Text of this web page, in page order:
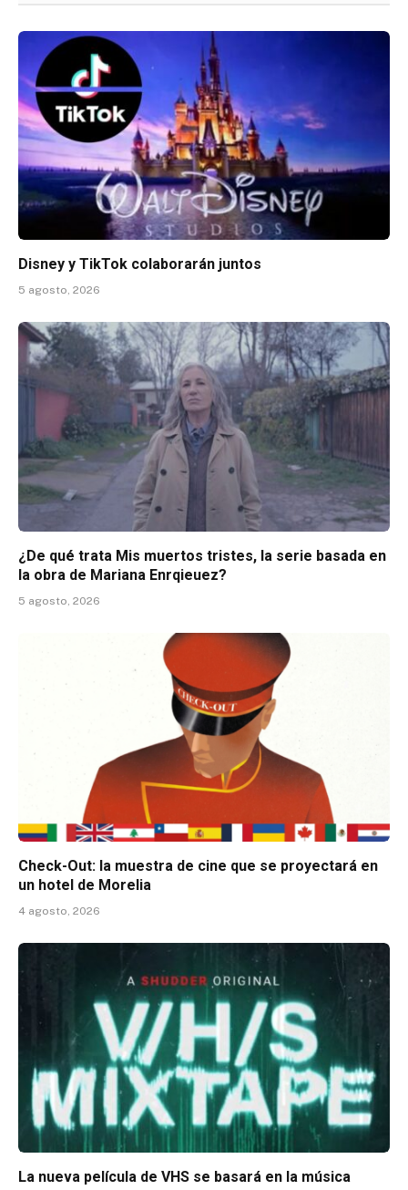
Disney y TikTok colaborarán juntos
5 agosto, 2026
¿De qué trata Mis muertos tristes, la serie basada en
la obra de Mariana Enrqieuez?
5 agosto, 2026
Check-Out: la muestra de cine que se proyectará en
un hotel de Morelia
4 agosto, 2026
La nueva película de VHS se basará en la música